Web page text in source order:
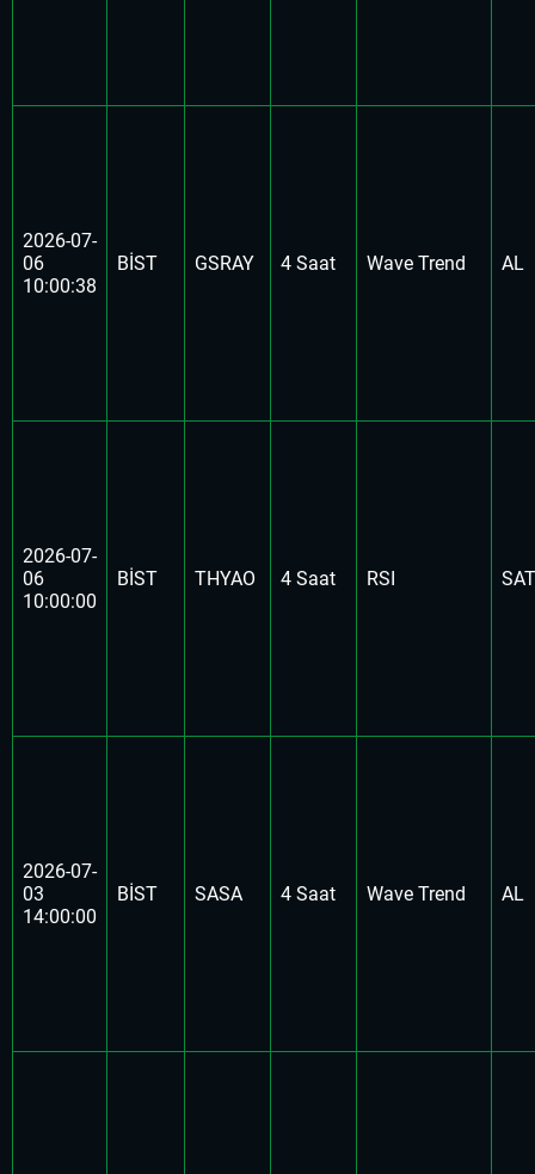
2026-07-
06
10:00:38
BİST GSRAY 4 Saat Wave Trend AL
2026-07-
06
10:00:00
BİST THYAO 4 Saat RSI SAT
2026-07-
03
14:00:00
BİST SASA 4 Saat Wave Trend AL